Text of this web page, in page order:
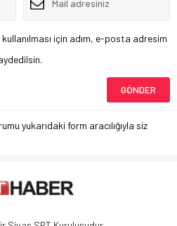
için adım, e-posta adresim
yukarıdaki form aracılığıyla siz